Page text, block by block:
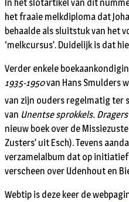
In het slotartikel van dit
het fraaie melkdiploma dat
behaalde als sluitstuk van het
‘melkcursus’. Duidelijk is dat
Verder enkele
1935-1950van Hans Smulders
van zijn ouders regelmatig ter
van Unentse sprokkels.
nieuw boek over de
Zusters’ uit Esch). Tevens
verzamelalbum dat op initiatief
verscheen over Udenhout en
Webtip is deze keer de